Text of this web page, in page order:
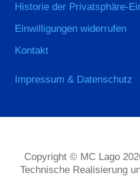
Historie der Privatsphäre-
Einwilligungen widerrufen
Kontakt
Impressum & Datenschutz
Copyright © MC Lago
Technische Realisierung